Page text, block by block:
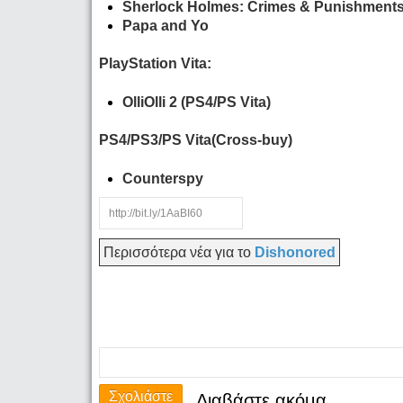
Sherlock Holmes: Crimes &
Papa and Yo
PlayStation Vita:
OlliOlli 2 (PS4/PS Vita)
PS4/PS3/PS Vita(Cross-buy)
Counterspy
Περισσότερα νέα για το Dishonored
Σχολιάστε